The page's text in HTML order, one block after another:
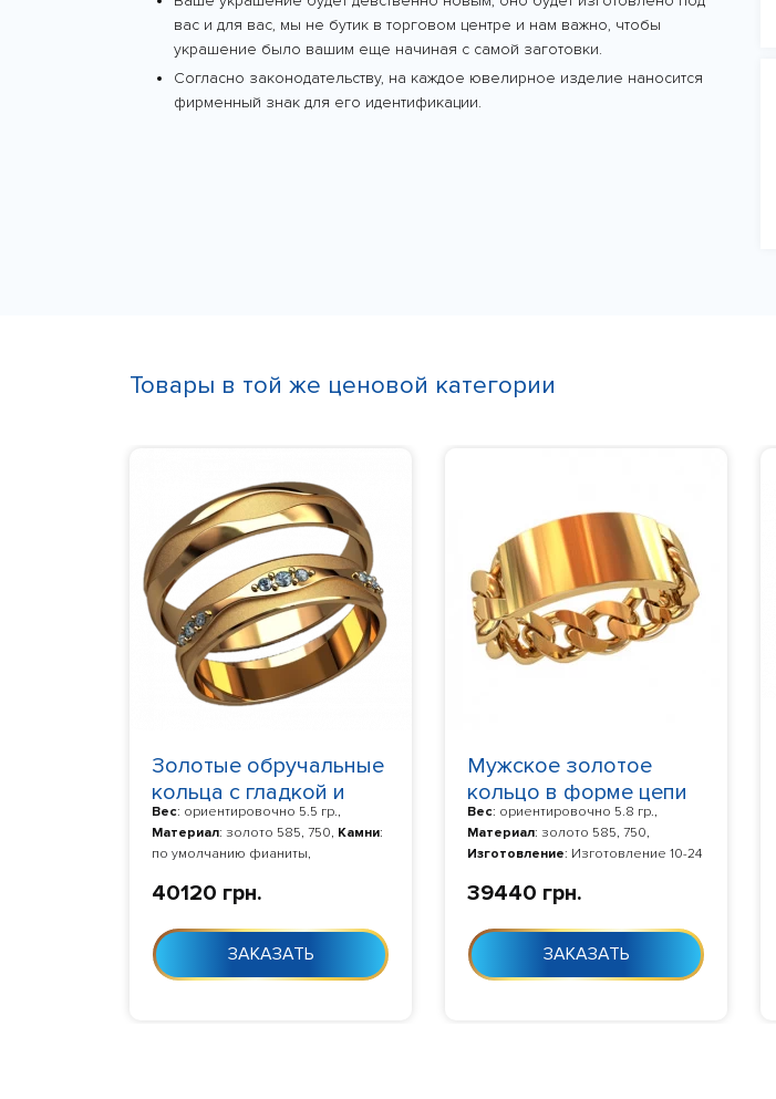
вас и для вас, мы не бутик в торговом центре и нам важно, чтобы
украшение было вашим еще начиная с самой заготовки.
Согласно законодательству, на каждое ювелирное изделие наносится
фирменный знак для его идентификации.
Товары в той же ценовой категории
Золотые обручальные
кольца с гладкой и
матуированной
поверхностью 2588
Вес: ориентировочно 5.5 гр.,
Материал: золото 585, 750, Камни:
по умолчанию фианиты,
дня с момента заказа
40120 грн.
ЗАКАЗАТЬ
Мужское золотое
кольцо в форме цепи
без камней 750020
Вес: ориентировочно 5.8 гр.,
Материал: золото 585, 750,
Изготовление: Изготовление 10-24
39440 грн.
ЗАКАЗАТЬ